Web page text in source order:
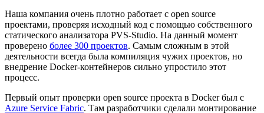
Наша компания очень плотно работает с open source
проектами, проверяя исходный код с помощью собственного
статического анализатора PVS-Studio. На данный момент
проверено более 300 проектов. Самым сложным в этой
деятельности всегда была компиляция чужих проектов, но
внедрение Docker-контейнеров сильно упростило этот
процесс.
Первый опыт проверки open source проекта в Docker был с
Azure Service Fabric. Там разработчики сделали монтирование